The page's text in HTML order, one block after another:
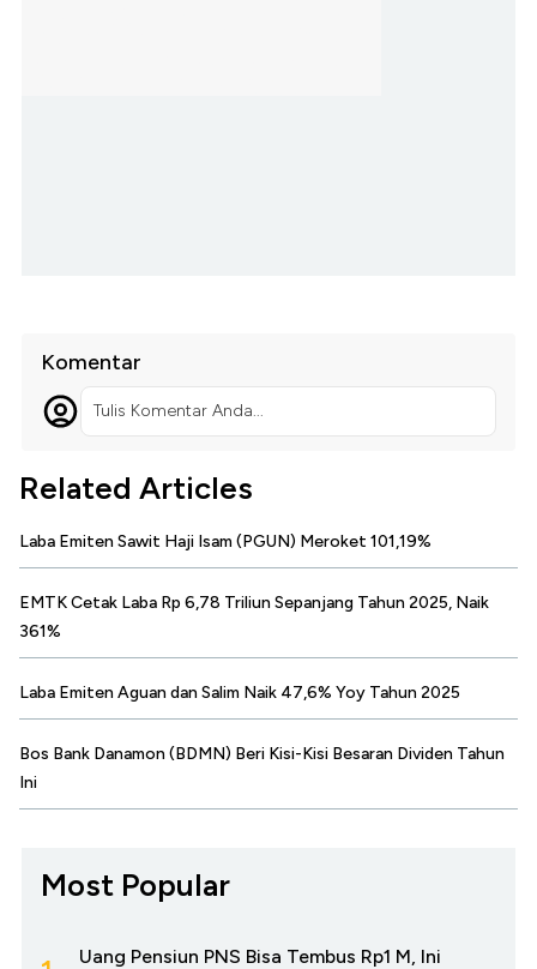
Komentar
Tulis Komentar Anda...
Related Articles
Laba Emiten Sawit Haji Isam (PGUN) Meroket 101,19%
EMTK Cetak Laba Rp 6,78 Triliun Sepanjang Tahun 2025, Naik
361%
Laba Emiten Aguan dan Salim Naik 47,6% Yoy Tahun 2025
Bos Bank Danamon (BDMN) Beri Kisi-Kisi Besaran Dividen Tahun
Ini
Most Popular
Uang Pensiun PNS Bisa Tembus Rp1 M, Ini